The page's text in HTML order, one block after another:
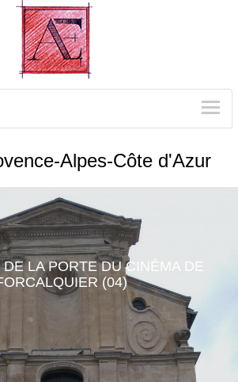
Alpes-Côte d'Azur
LA PORTE DU CINÉMA DE
(04)